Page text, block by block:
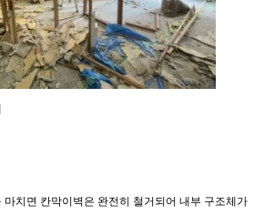
마치면 칸막이벽은 완전히 철거되어 내부 구조체가